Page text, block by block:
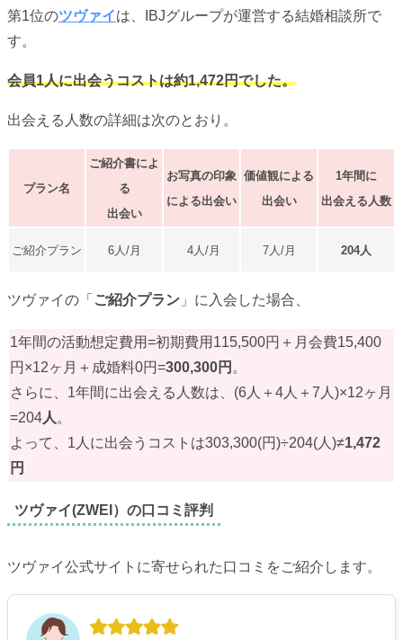
第1位のツヴァイは、IBJグループが運営する結婚相談所で
す。
会員1人に出会うコストは約1,472円でした。
出会える人数の詳細は次のとおり。
プラン名
ご紹介書によ
る
出会い
お写真の印象
による出会い
価値観による
出会い
1年間に
出会える人数
ご紹介プラン 6人/月 4人/月 7人/月 204人
ツヴァイの「 ご紹介プラン 」に入会した場合、
1年間の活動想定費用=初期費用115,500円＋月会費15,400
円×12ヶ月＋成婚料0円=300,300円 。
さらに、1年間に出会える人数は、(6人＋4人＋7人)×12ヶ月
=204人 。
よって、1人に出会うコストは303,300(円)÷204(人)≠1,472
円
ツヴァイ(ZWEI）の口コミ評判
ツヴァイ公式サイトに寄せられた口コミをご紹介します。